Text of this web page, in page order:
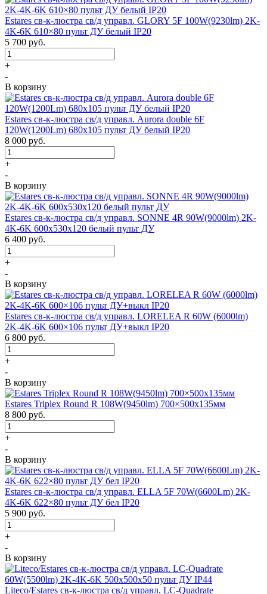
Estares св-к-люстра св/д управл. GLORY 5F 100W(9230lm) 2K-
4K-6K 610×80 пульт ДУ белый IP20
5 700 руб.
+
-
В корзину
Estares св-к-люстра св/д управл. Aurora double 6F
120W(1200Lm) 680х105 пульт ДУ белый IP20
8 000 руб.
+
-
В корзину
Estares св-к-люстра св/д управл. SONNE 4R 90W(9000lm) 2K-
4K-6K 600x530x120 белый пульт ДУ
6 400 руб.
+
-
В корзину
Estares св-к-люстра св/д управл. LORELEA R 60W (6000lm)
2K-4K-6K 600×106 пульт ДУ+выкл IP20
6 800 руб.
+
-
В корзину
Estares Triplex Round R 108W(9450lm) 700×500х135мм
8 800 руб.
+
-
В корзину
Estares св-к-люстра св/д управл. ELLA 5F 70W(6600Lm) 2K-
4K-6K 622×80 пульт ДУ бел IP20
5 900 руб.
+
-
В корзину
Liteco/Estares св-к-люстра св/д управл. LC-Quadrate